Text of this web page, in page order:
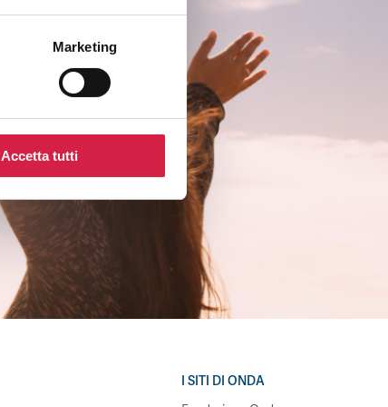
Marketing
Accetta tutti
I SITI DI ONDA